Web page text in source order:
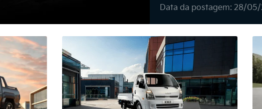
Data da postagem: 28/